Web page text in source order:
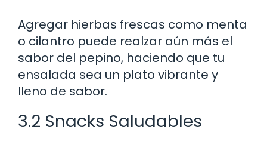
Agregar hierbas frescas como menta
o cilantro puede realzar aún más el
sabor del pepino, haciendo que tu
ensalada sea un plato vibrante y
lleno de sabor.
3.2 Snacks Saludables